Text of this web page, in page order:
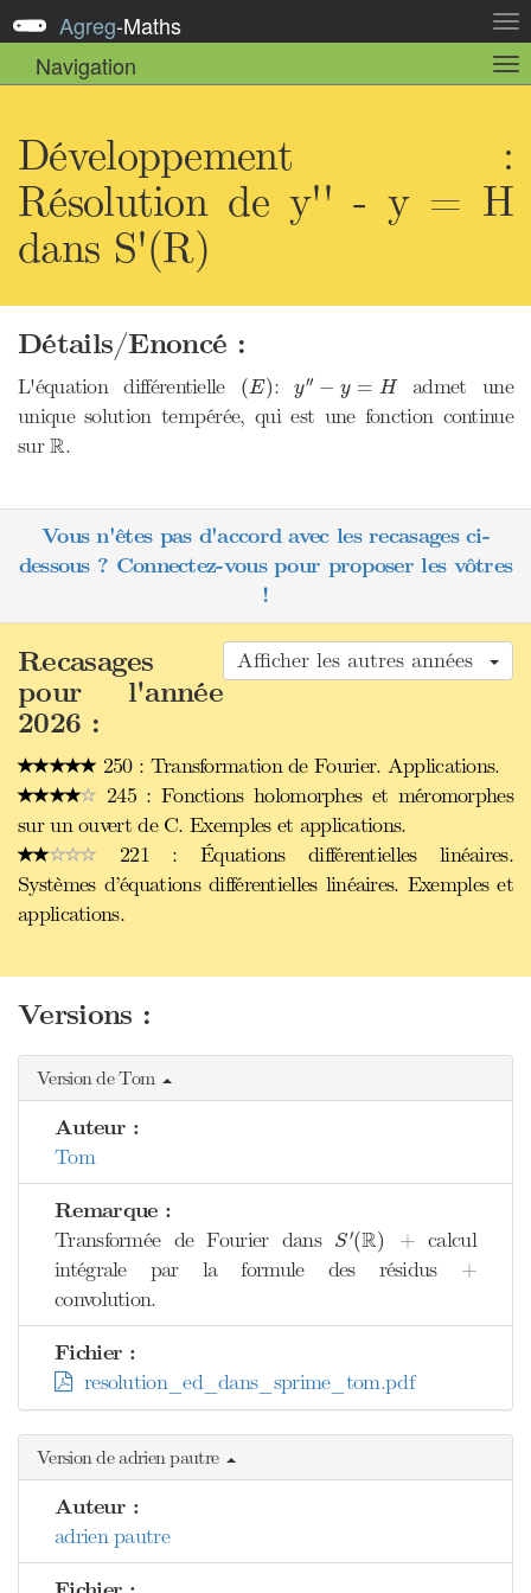
la
Agreg-Maths
Navigation
la
Développement :
Résolution de y'' - y = H
dans S'(R)
Détails/Enoncé :
L'équation différentielle (E)
( E):y′′ − y = H
″
admet une
unique solution tempérée, qui est une fonction continue
surR
R.
Vous n'êtes pas d'accord avec les recasages ci-
dessous ? Connectez-vous pour proposer les vôtres
!
Afficher les autres années
Recasages
pour l'année
2026 :
250 : Transformation de Fourier. Applications.
245 : Fonctions holomorphes et méromorphes
sur un ouvert de C. Exemples et applications.
221 : Équations différentielles linéaires.
Systèmes d’équations différentielles linéaires. Exemples et
applications.
Versions :
Version de Tom
Auteur :
Tom
Remarque :
Transformée de Fourier dans S′(R)
S′(R)
+ calcul
intégrale par la formule des résidus +
convolution.
Fichier :
resolution_ed_dans_sprime_tom.pdf
Version de adrien pautre
Auteur :
adrien pautre